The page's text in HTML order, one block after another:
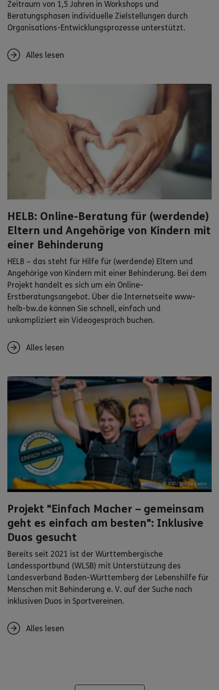
Zeitraum von 1,5 Jahren in Workshops und
Beratungsphasen individuelle Zielstellungen durch
Organisations-Entwicklungsprozesse unterstützt.
Alles lesen
HELB: Online-Beratung für (werdende)
Eltern und Angehörige von Kindern mit
einer Behinderung
HELB – das steht für Hilfe für (werdende) Eltern und
Angehörige von Kindern mit einer Behinderung. Bei dem
Projekt handelt es sich um ein Online-
Erstberatungsangebot. Über die Internetseite www-
helb-bw.de können Sie schnell, einfach und
unkompliziert ein Videogespräch buchen.
Alles lesen
© SOD / Sascha Klahn
Projekt "Einfach Macher – gemeinsam
geht es einfach am besten": Inklusive
Duos gesucht
Bereits seit 2021 ist der Württembergische
Landessportbund (WLSB) mit Unterstützung des
Landesverband Baden-Württemberg der Lebenshilfe für
Menschen mit Behinderung e. V. auf der Suche nach
inklusiven Duos in Sportvereinen.
Alles lesen